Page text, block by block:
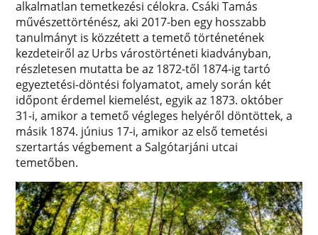
alkalmatlan temetkezési célokra. Csáki Tamás
művészettörténész, aki 2017-ben egy hosszabb
tanulmányt is közzétett a temető történetének
kezdeteiről az Urbs várostörténeti kiadványban,
részletesen mutatta be az 1872-től 1874-ig tartó
egyeztetési-döntési folyamatot, amely során két
időpont érdemel kiemelést, egyik az 1873. október
31-i, amikor a temető végleges helyéről döntöttek, a
másik 1874. június 17-i, amikor az első temetési
szertartás végbement a Salgótarjáni utcai
temetőben.